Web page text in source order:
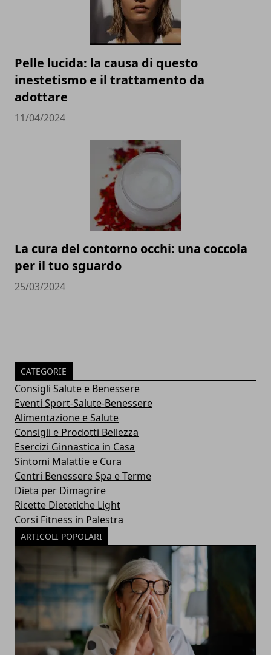
Pelle lucida: la causa di questo
inestetismo e il trattamento da
adottare
11/04/2024
La cura del contorno occhi: una coccola
per il tuo sguardo
25/03/2024
CATEGORIE
Consigli Salute e Benessere
Eventi Sport-Salute-Benessere
Alimentazione e Salute
Consigli e Prodotti Bellezza
Esercizi Ginnastica in Casa
Sintomi Malattie e Cura
Centri Benessere Spa e Terme
Dieta per Dimagrire
Ricette Dietetiche Light
Corsi Fitness in Palestra
ARTICOLI POPOLARI